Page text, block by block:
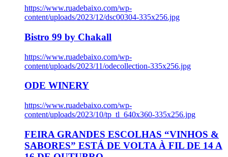
https://www.ruadebaixo.com/wp-
content/uploads/2023/12/dsc00304-335x256.jpg
Bistro 99 by Chakall
https://www.ruadebaixo.com/wp-
content/uploads/2023/11/odecollection-335x256.jpg
ODE WINERY
https://www.ruadebaixo.com/wp-
content/uploads/2023/10/tp_tl_640x360-335x256.jpg
FEIRA GRANDES ESCOLHAS “VINHOS &
SABORES” ESTÁ DE VOLTA À FIL DE 14 A